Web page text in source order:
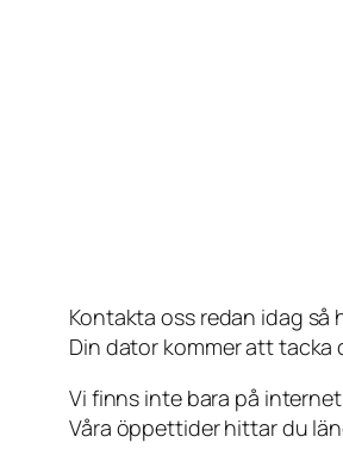
Kontakta oss redan idag
Din dator kommer att tacka
Vi finns inte bara på
Våra öppettider hittar du